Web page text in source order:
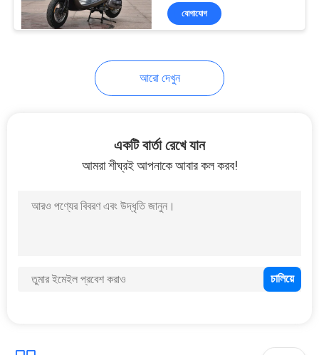
যোগাযোগ
আরো দেখুন
একটি বার্তা রেখে যান
আমরা শীঘ্রই আপনাকে আবার কল করব!